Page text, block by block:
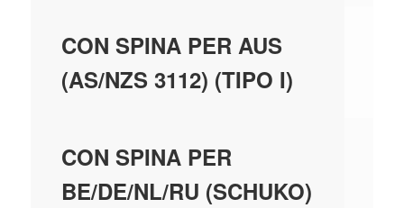
CON SPINA PER AUS
(AS/NZS 3112) (TIPO I)
CON SPINA PER
BE/DE/NL/RU (SCHUKO)